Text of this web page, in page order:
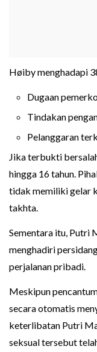
Høiby menghadapi
Dugaan
Tindakan
Pelanggaran
Jika terbukti
hingga 16 tahun.
tidak memiliki gelar
takhta.
Sementara itu,
menghadiri
perjalanan pribadi.
Meskipun
secara otomatis
keterlibatan Putri
seksual tersebut